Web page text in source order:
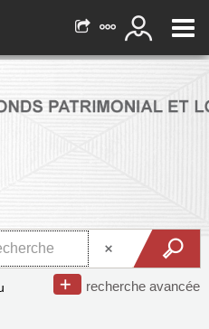
recherche avancée